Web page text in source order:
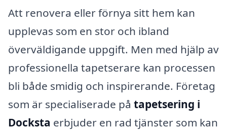
Att renovera eller förnya sitt hem kan
upplevas som en stor och ibland
överväldigande uppgift. Men med hjälp av
professionella tapetserare kan processen
bli både smidig och inspirerande. Företag
som är specialiserade på tapetsering i
Docksta erbjuder en rad tjänster som kan